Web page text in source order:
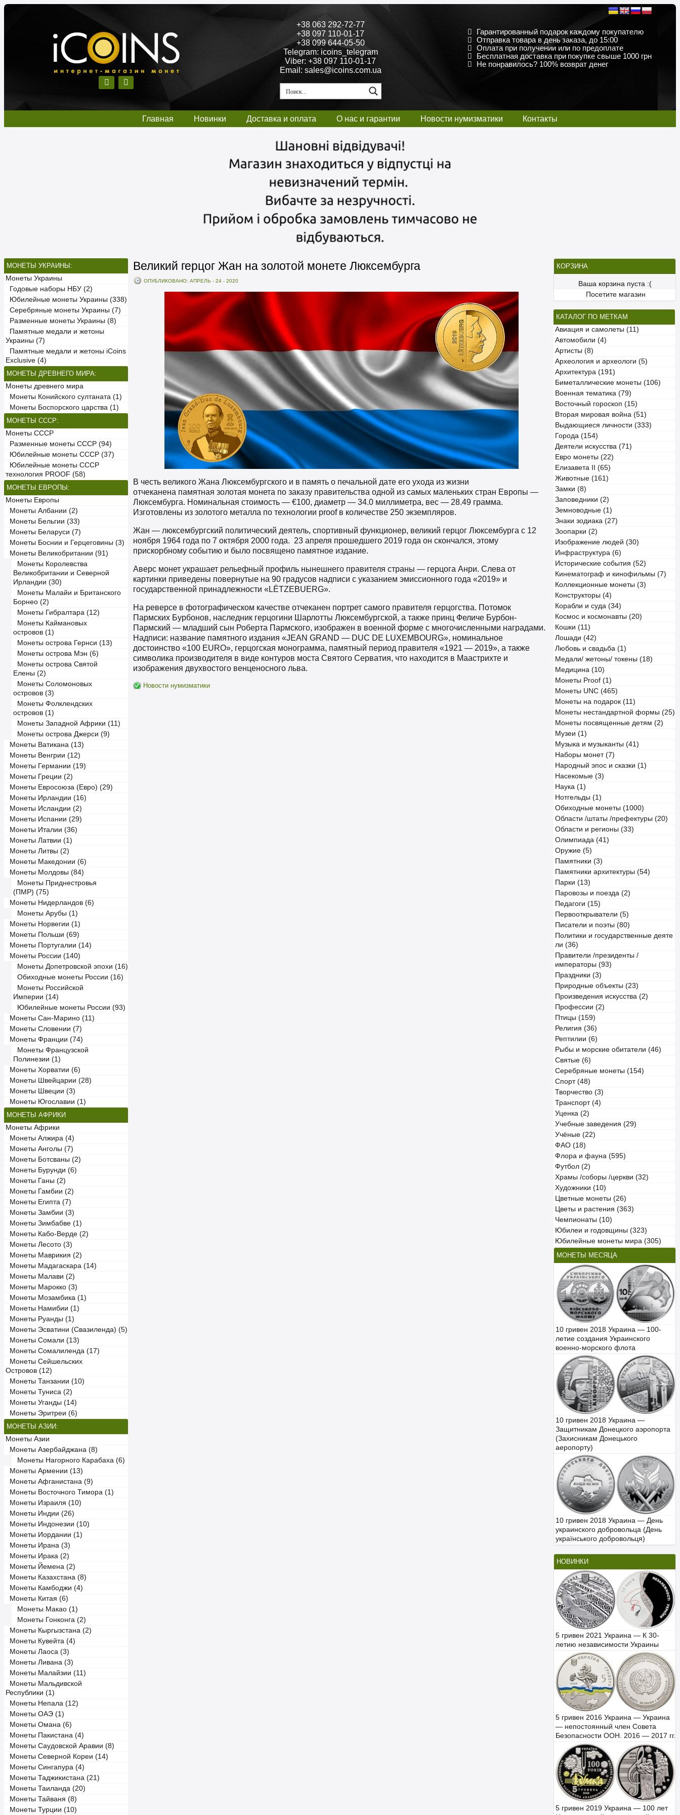
+38 063 292-72-77
+38 097 110-01-17
+38 099 644-05-50
Telegram: icoins_telegram
Viber: +38 097 110-01-17
Email: sales@icoins.com.ua
Гарантированный подарок каждому покупателю
Отправка товара в день заказа, до 15:00
Оплата при получении или по предоплате
Бесплатная доставка при покупке свыше 1000 грн
Не понравилось? 100% возврат денег
Главная Новинки Доставка и оплата О нас и гарантии Новости нумизматики Контакты
МОНЕТЫ УКРАИНЫ:
Монеты Украины
Годовые наборы НБУ (2)
Юбилейные монеты Украины (338)
Серебряные монеты Украины (7)
Разменные монеты Украины (8)
Памятные медали и жетоны
Украины (7)
Памятные медали и жетоны iCoins
Exclusive (4)
МОНЕТЫ ДРЕВНЕГО МИРА:
Монеты древнего мира
Монеты Конийского султаната (1)
Монеты Боспорского царства (1)
МОНЕТЫ СССР:
Монеты СССР
Разменные монеты СССР (94)
Юбилейные монеты СССР (37)
Юбилейные монеты СССР
технология PROOF (58)
МОНЕТЫ ЕВРОПЫ:
Монеты Европы
Монеты Албании (2)
Монеты Бельгии (33)
Монеты Беларуси (7)
Монеты Боснии и Герцеговины (3)
Монеты Великобритании (91)
Монеты Королевства
Великобритании и Северной
Ирландии (30)
Монеты Малайи и Британского
Борнео (2)
Монеты Гибралтара (12)
Монеты Каймановых
островов (1)
Монеты острова Гернси (13)
Монеты острова Мэн (6)
Монеты острова Святой
Елены (2)
Монеты Соломоновых
островов (3)
Монеты Фолклендских
островов (1)
Монеты Западной Африки (11)
Монеты острова Джерси (9)
Монеты Ватикана (13)
Монеты Венгрии (12)
Монеты Германии (19)
Монеты Греции (2)
Монеты Евросоюза (Евро) (29)
Монеты Ирландии (16)
Монеты Исландии (2)
Монеты Испании (29)
Монеты Италии (36)
Монеты Латвии (1)
Монеты Литвы (2)
Монеты Македонии (6)
Монеты Молдовы (84)
Монеты Приднестровья
(ПМР) (75)
Монеты Нидерландов (6)
Монеты Арубы (1)
Монеты Норвегии (1)
Монеты Польши (69)
Монеты Португалии (14)
Монеты России (140)
Монеты Допетровской эпохи (16)
Обиходные монеты России (16)
Монеты Российской
Империи (14)
Юбилейные монеты России (93)
Монеты Сан-Марино (11)
Монеты Словении (7)
Монеты Франции (74)
Монеты Французской
Полинезии (1)
Монеты Хорватии (6)
Монеты Швейцарии (28)
Монеты Швеции (3)
Монеты Югославии (1)
МОНЕТЫ АФРИКИ
Монеты Африки
Монеты Алжира (4)
Монеты Анголы (7)
Монеты Ботсваны (2)
Монеты Бурунди (6)
Монеты Ганы (2)
Монеты Гамбии (2)
Монеты Египта (7)
Монеты Замбии (3)
Монеты Зимбабве (1)
Монеты Кабо-Верде (2)
Монеты Лесото (3)
Монеты Маврикия (2)
Монеты Мадагаскара (14)
Монеты Малави (2)
Монеты Марокко (3)
Монеты Мозамбика (1)
Монеты Намибии (1)
Монеты Руанды (1)
Монеты Эсватини (Свазиленда) (5)
Монеты Сомали (13)
Монеты Сомалиленда (17)
Монеты Сейшельских
Островов (12)
Монеты Танзании (10)
Монеты Туниса (2)
Монеты Уганды (14)
Монеты Эритреи (6)
МОНЕТЫ АЗИИ:
Монеты Азии
Монеты Азербайджана (8)
Монеты Нагорного Карабаха (6)
Монеты Армении (13)
Монеты Афганистана (9)
Монеты Восточного Тимора (1)
Монеты Израиля (10)
Монеты Индии (26)
Монеты Индонезии (10)
Монеты Иордании (1)
Монеты Ирана (3)
Монеты Ирака (2)
Монеты Йемена (2)
Монеты Казахстана (8)
Монеты Камбоджи (4)
Монеты Китая (6)
Монеты Макао (1)
Монеты Гонконга (2)
Монеты Кыргызстана (2)
Монеты Кувейта (4)
Монеты Лаоса (3)
Монеты Ливана (3)
Монеты Малайзии (11)
Монеты Мальдивской
Республики (1)
Монеты Непала (12)
Монеты ОАЭ (1)
Монеты Омана (6)
Монеты Пакистана (4)
Монеты Саудовской Аравии (8)
Монеты Северной Кореи (14)
Монеты Сингапура (4)
Монеты Таджикистана (21)
Монеты Таиланда (20)
Монеты Тайваня (8)
Монеты Турции (10)
КОРЗИНА
Ваша корзина пуста :(
Посетите магазин
КАТАЛОГ ПО МЕТКАМ
Авиация и самолеты (11)
Автомобили (4)
Артисты (8)
Археология и археологи (5)
Архитектура (191)
Биметаллические монеты (106)
Военная тематика (79)
Восточный гороскоп (15)
Вторая мировая война (51)
Выдающиеся личности (333)
Города (154)
Деятели искусства (71)
Евро монеты (22)
Елизавета II (65)
Животные (161)
Замки (8)
Заповедники (2)
Земноводные (1)
Знаки зодиака (27)
Зоопарки (2)
Изображение людей (30)
Инфраструктура (6)
Исторические события (52)
Кинематограф и кинофильмы (7)
Коллекционные монеты (3)
Конструкторы (4)
Корабли и суда (34)
Космос и космонавты (20)
Кошки (11)
Лошади (42)
Любовь и свадьба (1)
Медали/ жетоны/ токены (18)
Медицина (10)
Монеты Proof (1)
Монеты UNC (465)
Монеты на подарок (11)
Монеты нестандартной формы (25)
Монеты посвященные детям (2)
Музеи (1)
Музыка и музыканты (41)
Наборы монет (7)
Народный эпос и сказки (1)
Насекомые (3)
Наука (1)
Нотгельды (1)
Обиходные монеты (1000)
Области /штаты /префектуры (20)
Области и регионы (33)
Олимпиада (41)
Оружие (5)
Памятники (3)
Памятники архитектуры (54)
Парки (13)
Паровозы и поезда (2)
Педагоги (15)
Первооткрыватели (5)
Писатели и поэты (80)
Политики и государственные деяте
ли (36)
Правители /президенты /
императоры (93)
Праздники (3)
Природные объекты (23)
Произведения искусства (2)
Профессии (2)
Птицы (159)
Религия (36)
Рептилии (6)
Рыбы и морские обитатели (46)
Святые (6)
Серебряные монеты (154)
Спорт (48)
Творчество (3)
Транспорт (4)
Уценка (2)
Учебные заведения (29)
Учёные (22)
ФАО (18)
Флора и фауна (595)
Футбол (2)
Храмы /соборы /церкви (32)
Художники (10)
Цветные монеты (26)
Цветы и растения (363)
Чемпионаты (10)
Юбилеи и годовщины (323)
Юбилейные монеты мира (305)
МОНЕТЫ МЕСЯЦА
10 гривен 2018 Украина — 100-
летие создания Украинского
военно-морского флота
10 гривен 2018 Украина —
Защитникам Донецкого аэропорта
(Захисникам Донецького
аеропорту)
10 гривен 2018 Украина — День
украинского добровольца (День
українського добровольця)
НОВИНКИ
5 гривен 2021 Украина — К 30-
летию независимости Украины
5 гривен 2016 Украина — Украина
— непостоянный член Совета
Безопасности ООН. 2016 — 2017 гг.
5 гривен 2019 Украина — 100 лет
Великий герцог Жан на золотой монете Люксембурга
ОПУБЛИКОВАНО: АПРЕЛЬ - 24 - 2020
В честь великого Жана Люксембургского и в память о печальной дате его ухода из жизни
отчеканена памятная золотая монета по заказу правительства одной из самых маленьких стран Европы —
Люксембурга. Номинальная стоимость — €100, диаметр — 34.0 миллиметра, вес — 28.49 грамма.
Изготовлены из золотого металла по технологии proof в количестве 250 экземпляров.
Жан — люксембургский политический деятель, спортивный функционер, великий герцог Люксембурга с 12
ноября 1964 года по 7 октября 2000 года. 23 апреля прошедшего 2019 года он скончался, этому
прискорбному событию и было посвящено памятное издание.
Аверс монет украшает рельефный профиль нынешнего правителя страны — герцога Анри. Слева от
картинки приведены повернутые на 90 градусов надписи с указанием эмиссионного года «2019» и
государственной принадлежности «LËTZEBUERG».
На реверсе в фотографическом качестве отчеканен портрет самого правителя герцогства. Потомок
Пармских Бурбонов, наследник герцогини Шарлотты Люксембургской, а также принц Феличе Бурбон-
Пармский — младший сын Роберта Пармского, изображен в военной форме с многочисленными наградами.
Надписи: название памятного издания «JEAN GRAND — DUC DE LUXEMBOURG», номинальное
достоинство «100 EURO», герцогская монограмма, памятный период правителя «1921 — 2019», а также
символика производителя в виде контуров моста Святого Серватия, что находится в Маастрихте и
изображения двухвостого венценосного льва.
Новости нумизматики